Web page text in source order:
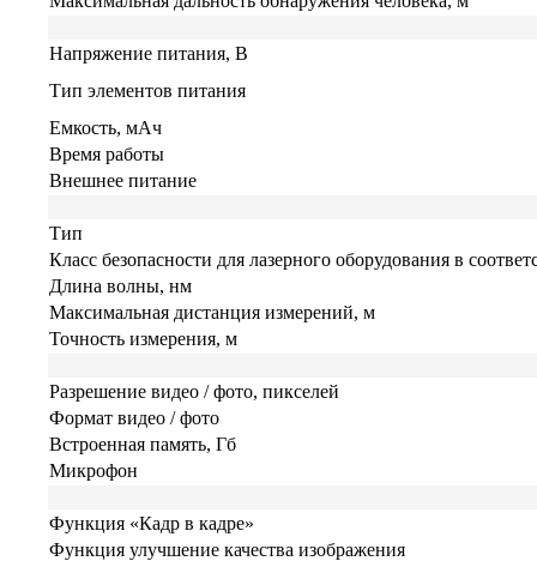
Напряжение питания, B
Тип элементов питания
Емкость, мАч
Время работы
Внешнее питание
Тип
Класс безопасности для лазерного оборудования в
Длина волны, нм
Максимальная дистанция измерений, м
Точность измерения, м
Разрешение видео / фото, пикселей
Формат видео / фото
Встроенная память, Гб
Микрофон
Функция «Кадр в кадре»
Функция улучшение качества изображения